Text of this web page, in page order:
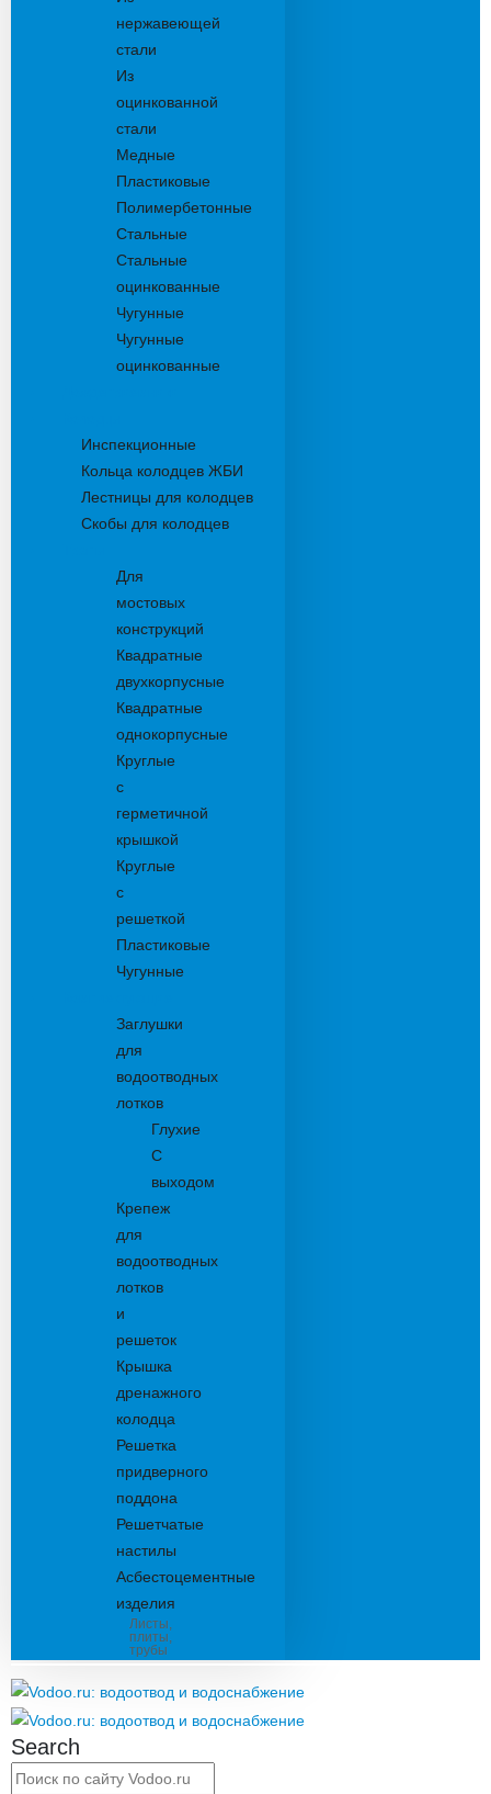
нержавеющей
стали
Из
оцинкованной
стали
Медные
Пластиковые
Полимербетонные
Стальные
Стальные
оцинкованные
Чугунные
Чугунные
оцинкованные
Инспекционные
Кольца колодцев ЖБИ
Лестницы для колодцев
Скобы для колодцев
Для
мостовых
конструкций
Квадратные
двухкорпусные
Квадратные
однокорпусные
Круглые
с
герметичной
крышкой
Круглые
с
решеткой
Пластиковые
Чугунные
Заглушки
для
водоотводных
лотков
Глухие
С
выходом
Крепеж
для
водоотводных
лотков
и
решеток
Крышка
дренажного
колодца
Решетка
придверного
поддона
Решетчатые
настилы
Асбестоцементные
изделия
Листы,
плиты,
трубы
Search